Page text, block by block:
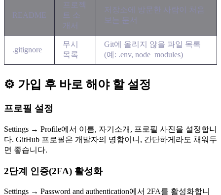
README
프로젝
트 소
개서
저장소에 방문한 사람이 처음
보는 문서
.gitignore
무시
목록
Git에 올리지 않을 파일 목록
(예: .env, node_modules)
⚙️ 가입 후 바로 해야 할 설정
프로필 설정
Settings → Profile에서 이름, 자기소개, 프로필 사진을 설정합니
다. GitHub 프로필은 개발자의 명함이니, 간단하게라도 채워두
면 좋습니다.
2단계 인증(2FA) 활성화
Settings → Password and authentication에서 2FA를 활성화합니